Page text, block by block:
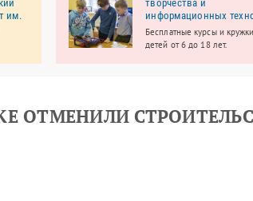
им.
творчества и
информационных
Бесплатные курсы и
детей от 6 до 18 лет.
ОТМЕНИЛИ